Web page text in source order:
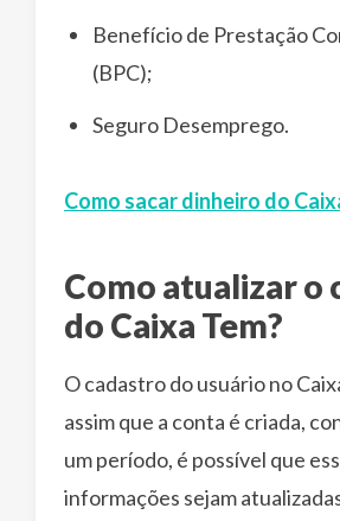
Benefício de Prestação
(BPC);
Seguro Desemprego.
Como sacar dinheiro do
Como atualizar o
do Caixa Tem?
O cadastro do usuário no
assim que a conta é criada,
um período, é possível que
informações sejam